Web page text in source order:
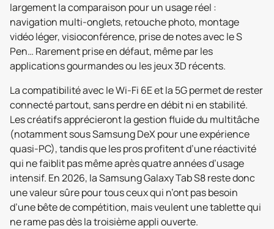
largement la comparaison pour un usage réel :
navigation multi-onglets, retouche photo, montage
vidéo léger, visioconférence, prise de notes avec le S
Pen… Rarement prise en défaut, même par les
applications gourmandes ou les jeux 3D récents.
La compatibilité avec le Wi-Fi 6E et la 5G permet de rester
connecté partout, sans perdre en débit ni en stabilité.
Les créatifs apprécieront la gestion fluide du multitâche
(notamment sous Samsung DeX pour une expérience
quasi-PC), tandis que les pros profitent d’une réactivité
qui ne faiblit pas même après quatre années d’usage
intensif. En 2026, la Samsung Galaxy Tab S8 reste donc
une valeur sûre pour tous ceux qui n’ont pas besoin
d’une bête de compétition, mais veulent une tablette qui
ne rame pas dès la troisième appli ouverte.